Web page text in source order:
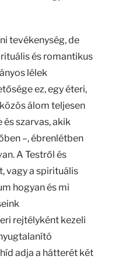
tevékenység, de
és romantikus
lélek
ez, egy éteri,
álom teljesen
és szarvas, akik
–, ébrenlétben
A Testről és
vagy a spirituális
hogyan és mi
rejtélyként kezeli
adja a hátterét két